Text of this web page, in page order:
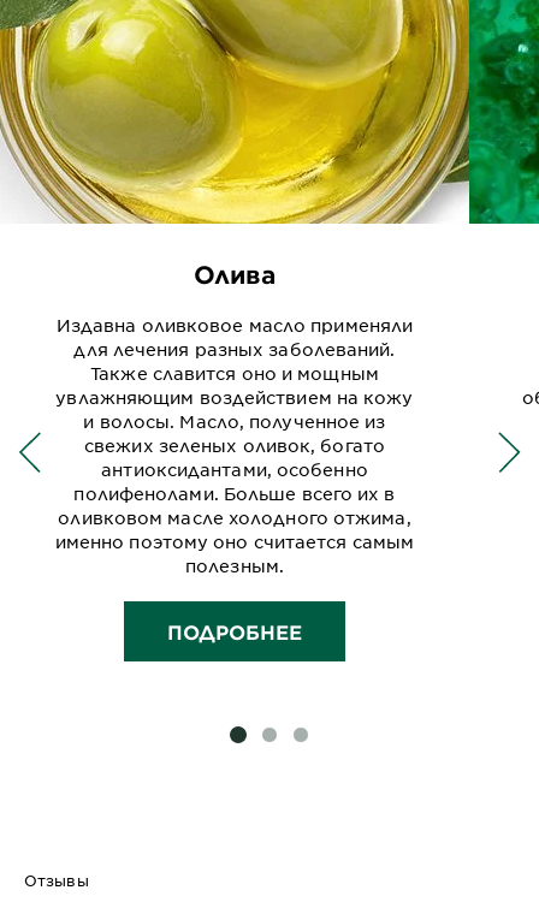
Олива
Издавна оливковое масло применяли
для лечения разных заболеваний.
Также славится оно и мощным
увлажняющим воздействием на кожу
и волосы. Масло, полученное из
свежих зеленых оливок, богато
антиоксидантами, особенно
полифенолами. Больше всего их в
оливковом масле холодного отжима,
именно поэтому оно считается самым
полезным.
ПОДРОБНЕЕ
SLIDE 1
SLIDE 2SLIDE 3
Отзывы